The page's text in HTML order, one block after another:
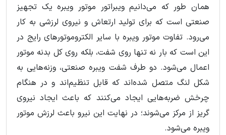
همان طور که می‌دانیم ویبراتور موتور ویبره یک تجهیز
صنعتی است که برای تولید ارتعاش و نیروی لرزشی به کار
می‌رود. تفاوت موتور ویبره با سایر الکتروموتورهای رایج در
این است که بار نه تنها روی شفت، بلکه روی کل بدنه موتور
اعمال می‌شود. دو طرف شفت ویبره صنعتی، وزنه‌هایی به
شکل لنگ متصل شده‌اند که قابل‌ تنظیم‌اند و در هنگام
چرخش ضربه‌هایی ایجاد می‌کنند که باعث ایجاد نیروی
گریز از مرکز می‌شوند؛ در نهایت این نیرو باعث لرزش موتور
ویبره می‌شود.